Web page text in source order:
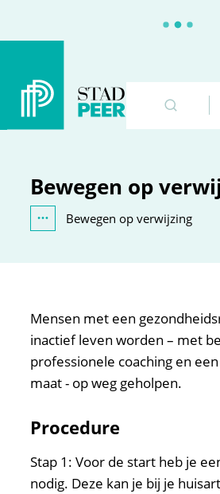
Zoeken
Bewegen op
Toon alle broodkruimel items
Bewegen op verwijzing
Mensen met een
inactief leven worden – met
professionele coaching en
maat - op weg geholpen.
Procedure
Stap 1: Voor de start heb je
nodig. Deze kan je bij je